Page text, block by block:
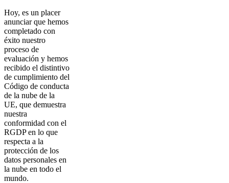
Hoy, es un placer
anunciar que hemos
completado con
éxito nuestro
proceso de
evaluación y hemos
recibido el distintivo
de cumplimiento del
Código de conducta
de la nube de la
UE, que demuestra
nuestra
conformidad con el
RGDP en lo que
respecta a la
protección de los
datos personales en
la nube en todo el
mundo.